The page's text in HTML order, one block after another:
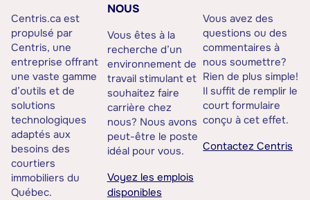
Centris.ca est
propulsé par
Centris, une
entreprise offrant
une vaste gamme
d’outils et de
solutions
technologiques
adaptés aux
besoins des
courtiers
immobiliers du
Québec.
NOUS
Vous êtes à la
recherche d’un
environnement de
travail stimulant et
souhaitez faire
carrière chez
nous? Nous avons
peut-être le poste
idéal pour vous.
Voyez les emplois
disponibles
Vous avez des
questions ou des
commentaires à
nous soumettre?
Rien de plus simple!
Il suffit de remplir le
court formulaire
conçu à cet effet.
Contactez Centris